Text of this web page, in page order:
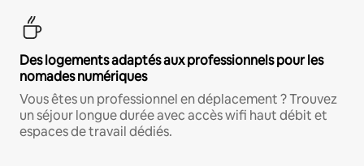
Des logements adaptés aux professionnels pour les
nomades numériques
Vous êtes un professionnel en déplacement ? Trouvez
un séjour longue durée avec accès wifi haut débit et
espaces de travail dédiés.